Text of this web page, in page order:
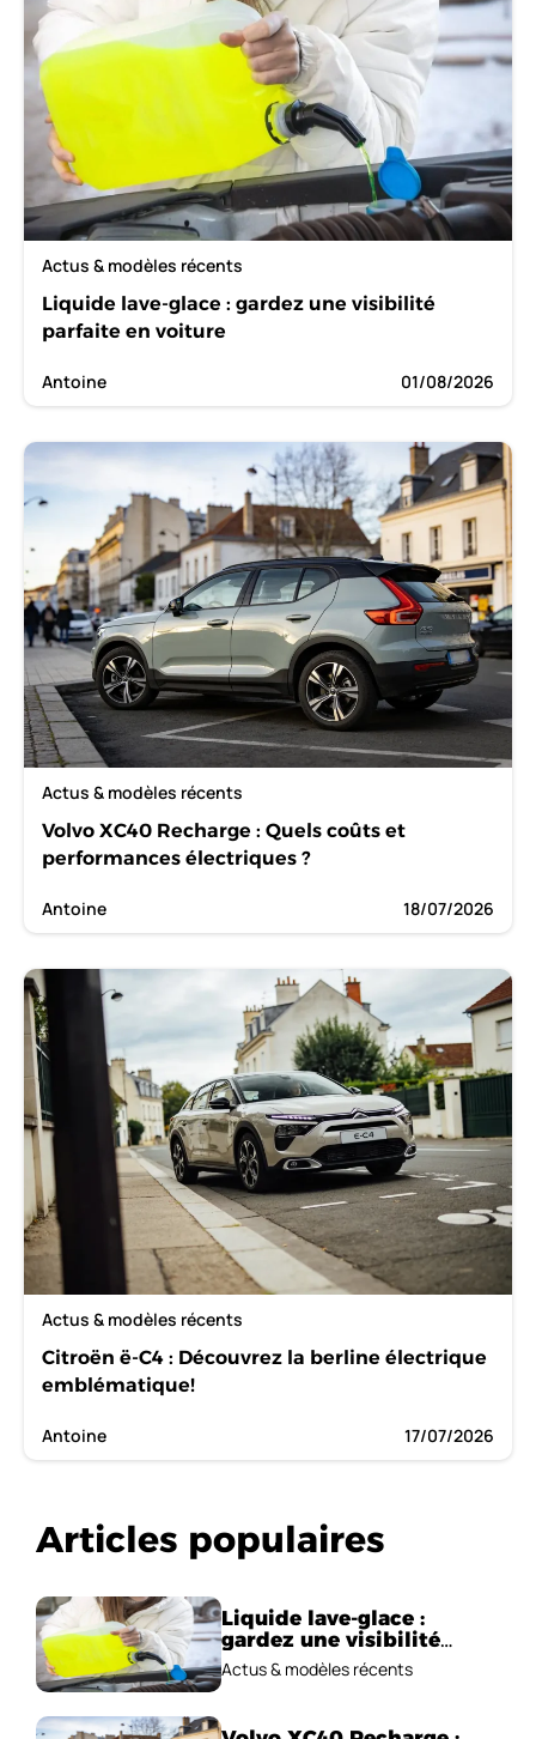
Actus & modèles récents
Liquide lave-glace : gardez une visibilité
parfaite en voiture
Antoine 01/08/2026
Actus & modèles récents
Volvo XC40 Recharge : Quels coûts et
performances électriques ?
Antoine 18/07/2026
Actus & modèles récents
Citroën ë-C4 : Découvrez la berline électrique
emblématique!
Antoine 17/07/2026
Articles populaires
Liquide lave-glace :
gardez une visibilité
parfaite en voiture
Actus & modèles récents